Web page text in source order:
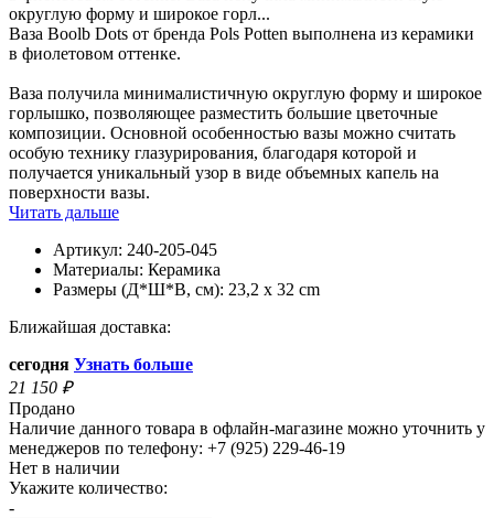
округлую форму и широкое горл...
Ваза Boolb Dots от бренда Pols Potten выполнена из керамики
в фиолетовом оттенке.
Ваза получила минималистичную округлую форму и широкое
горлышко, позволяющее разместить большие цветочные
композиции. Основной особенностью вазы можно считать
особую технику глазурирования, благодаря которой и
получается уникальный узор в виде объемных капель на
поверхности вазы.
Читать дальше
Артикул: 240-205-045
Материалы: Керамика
Размеры (Д*Ш*В, см): 23,2 x 32 cm
Ближайшая доставка:
сегодня Узнать больше
21 150 ₽
Продано
Наличие данного товара в офлайн-магазине можно уточнить у
менеджеров по телефону: +7 (925) 229-46-19
Нет в наличии
Укажите количество:
-